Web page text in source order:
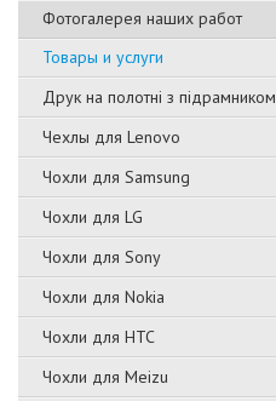
Фотогалерея наших работ
Товары и услуги
Друк на полотні з підрамником
Чехлы для Lenovo
Чохли для Samsung
Чохли для LG
Чохли для Sony
Чохли для Nokia
Чохли для HTC
Чохли для Meizu